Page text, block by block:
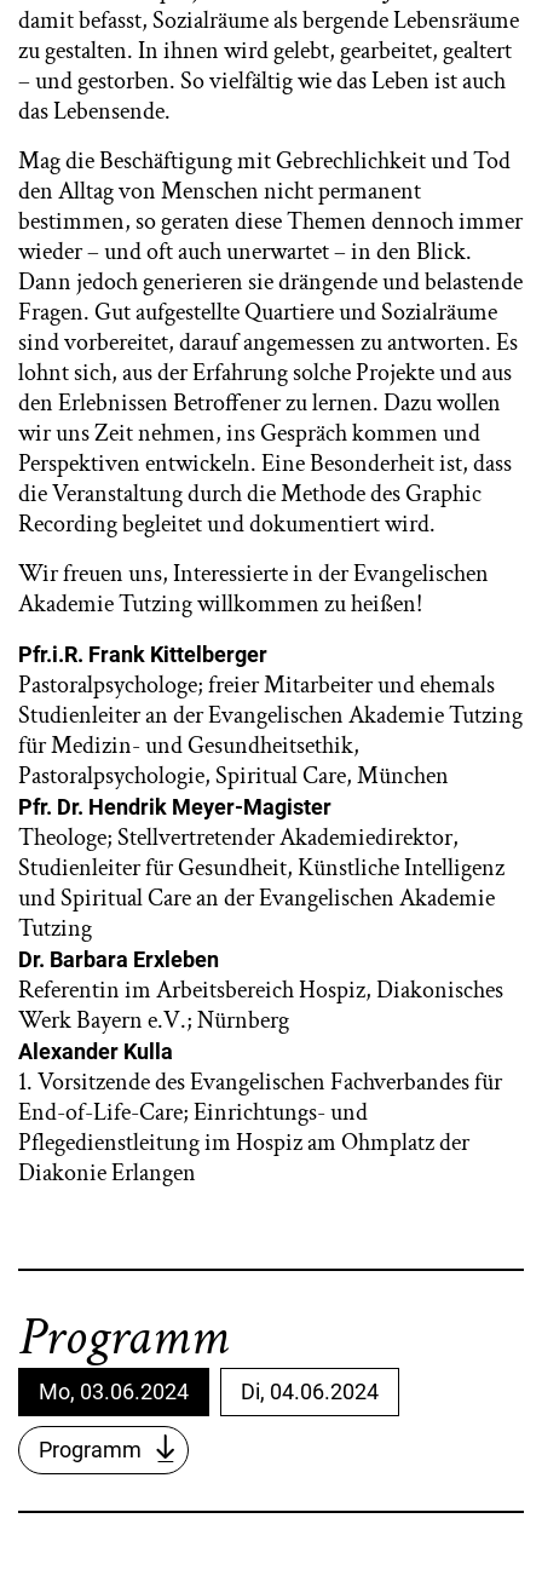
damit befasst, Sozialräume als bergende Lebensräume
zu gestalten. In ihnen wird gelebt, gearbeitet, gealtert
– und gestorben. So vielfältig wie das Leben ist auch
das Lebensende.
Mag die Beschäftigung mit Gebrechlichkeit und Tod
den Alltag von Menschen nicht permanent
bestimmen, so geraten diese Themen dennoch immer
wieder – und oft auch unerwartet – in den Blick.
Dann jedoch generieren sie drängende und belastende
Fragen. Gut aufgestellte Quartiere und Sozialräume
sind vorbereitet, darauf angemessen zu antworten. Es
lohnt sich, aus der Erfahrung solche Projekte und aus
den Erlebnissen Betroffener zu lernen. Dazu wollen
wir uns Zeit nehmen, ins Gespräch kommen und
Perspektiven entwickeln. Eine Besonderheit ist, dass
die Veranstaltung durch die Methode des Graphic
Recording begleitet und dokumentiert wird.
Wir freuen uns, Interessierte in der Evangelischen
Akademie Tutzing willkommen zu heißen!
Pfr.i.R. Frank Kittelberger
Pastoralpsychologe; freier Mitarbeiter und ehemals
Studienleiter an der Evangelischen Akademie Tutzing
für Medizin- und Gesundheitsethik,
Pastoralpsychologie, Spiritual Care, München
Pfr. Dr. Hendrik Meyer-Magister
Theologe; Stellvertretender Akademiedirektor,
Studienleiter für Gesundheit, Künstliche Intelligenz
und Spiritual Care an der Evangelischen Akademie
Tutzing
Dr. Barbara Erxleben
Referentin im Arbeitsbereich Hospiz, Diakonisches
Werk Bayern e.V.; Nürnberg
Alexander Kulla
1. Vorsitzende des Evangelischen Fachverbandes für
End-of-Life-Care; Einrichtungs- und
Pflegedienstleitung im Hospiz am Ohmplatz der
Diakonie Erlangen
Programm
Mo, 03.06.2024 Di, 04.06.2024
Programm